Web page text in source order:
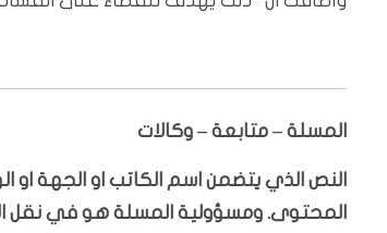
المسلة – متابعة – وكالات
النص الذي يتضمن اسم الكاتب او الجهة او
المحتوى. ومسؤولية المسلة هو في نقل